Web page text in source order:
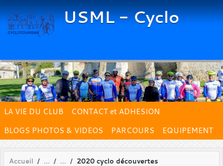
USML - Cyclo
LA VIE DU CLUB
CONTACT et ADHESION
BLOGS PHOTOS & VIDEOS
PARCOURS EQUIPEMENT
Accueil 2020 cyclo découvertes
Panneau de gestion des cookies